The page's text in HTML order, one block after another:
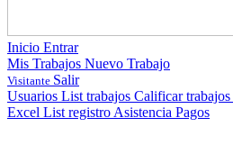
Inicio Entrar
Mis Trabajos Nuevo Trabajo
Visitante Salir
Usuarios List trabajos Calificar trabajos
Excel List registro Asistencia Pagos